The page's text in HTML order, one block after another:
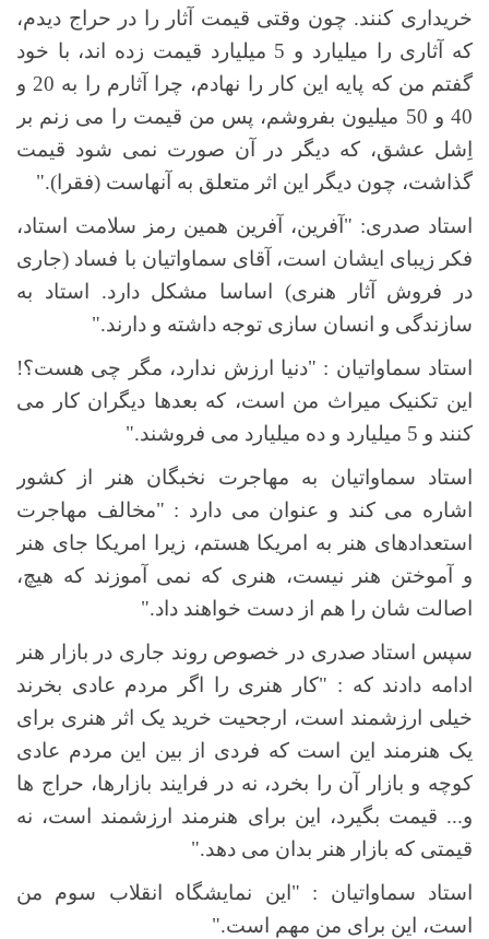
خریداری کنند. چون وقتی قیمت آثار را در حراج دیدم،
که آثاری را میلیارد و 5 میلیارد قیمت زده اند، با خود
گفتم من که پایه این کار را نهادم، چرا آثارم را به 20 و
40 و 50 میلیون بفروشم، پس من قیمت را می زنم بر
اِشل عشق، که دیگر در آن صورت نمی شود قیمت
گذاشت، چون دیگر این اثر متعلق به آنهاست (فقرا)."
استاد صدری: "آفرین، آفرین همین رمز سلامت استاد،
فکر زیبای ایشان است، آقای سماواتیان با فساد (جاری
در فروش آثار هنری) اساسا مشکل دارد. استاد به
سازندگی و انسان سازی توجه داشته و دارند."
استاد سماواتیان : "دنیا ارزش ندارد، مگر چی هست؟!
این تکنیک میراث من است، که بعدها دیگران کار می
کنند و 5 میلیارد و ده میلیارد می فروشند."
استاد سماواتیان به مهاجرت نخبگان هنر از کشور
اشاره می کند و عنوان می دارد : "مخالف مهاجرت
استعدادهای هنر به امریکا هستم، زیرا امریکا جای هنر
و آموختن هنر نیست، هنری که نمی آموزند که هیچ،
اصالت شان را هم از دست خواهند داد."
سپس استاد صدری در خصوص روند جاری در بازار هنر
ادامه دادند که : "کار هنری را اگر مردم عادی بخرند
خیلی ارزشمند است، ارجحیت خرید یک اثر هنری برای
یک هنرمند این است که فردی از بین این مردم عادی
کوچه و بازار آن را بخرد، نه در فرایند بازارها، حراج ها
و... قیمت بگیرد، این برای هنرمند ارزشمند است، نه
قیمتی که بازار هنر بدان می دهد."
استاد سماواتیان : "این نمایشگاه انقلاب سوم من
است، این برای من مهم است."